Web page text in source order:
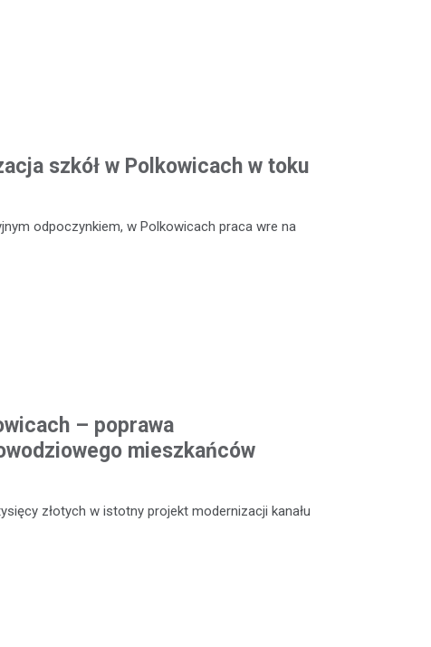
szkół w Polkowicach w toku
odpoczynkiem, w Polkowicach praca wre na
– poprawa
mieszkańców
złotych w istotny projekt modernizacji kanału